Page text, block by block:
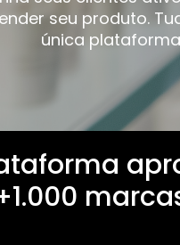
seu produto.
única